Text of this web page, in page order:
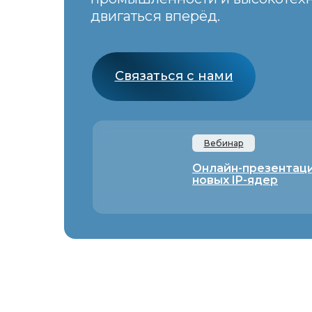
Связаться с нами
Вебинар
Онлайн-
новых IP-ядер
двигаться вперёд.